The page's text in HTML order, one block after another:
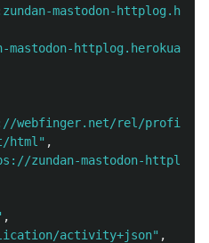
mastodon-
webfinger.net/rel/profile-
html" ,
zundan-mastodon-
,
activity+json" ,